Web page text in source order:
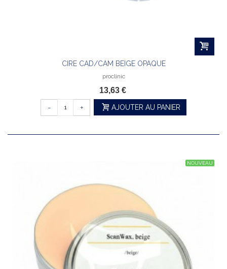
CIRE CAD/CAM BEIGE OPAQUE
proclinic
13,63 €
- + AJOUTER AU PANIER
NOUVEAU